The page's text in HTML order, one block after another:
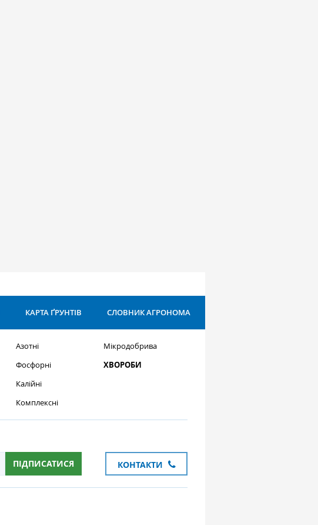
КАРТА ҐРУНТІВ СЛОВНИК АГРОНОМА
Азотні
Фосфорні
Калійні
Комплексні
Мікродобрива
ХВОРОБИ
ПІДПИСАТИСЯ КОНТАКТИ